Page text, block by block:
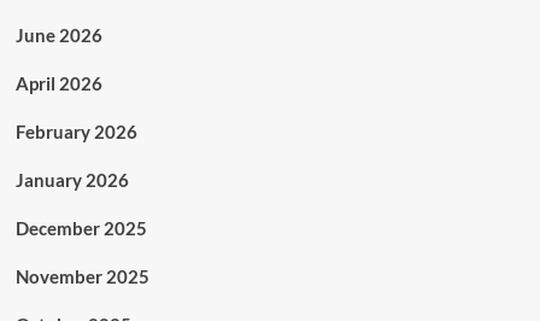
June 2026
April 2026
February 2026
January 2026
December 2025
November 2025